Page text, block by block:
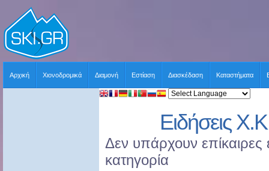
Αρχική Χιονοδρομικά Διαμονή Εστίαση Διασκέδαση Καταστήματα
Ειδήσεις
Δεν υπάρχουν επίκαιρες
κατηγορία